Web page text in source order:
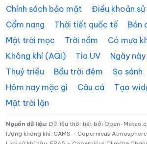
Xã Hướng Hiệp Xã
Xã Hướng Phùng Xã
Xã Kim Điền Xã Kim
Xã Lao Bảo Xã Lệ
Xã Lệ Thủy
Xã Mỹ Thủy Xã
Chính sách bảo mật
Điều khoản sử
Cẩm nang
Thời tiết quốc tế
Bản
Mặt trời mọc
Trời nồm
Có mưa
Không khí (AQI)
Tia UV
Ngày
Thuỷ triều
Bầu trời đêm So sánh
Hôm nay mặc gì
Câu cá
Tạo
Mặt trời lặn
Nguồn dữ liệu: Dữ liệu thời tiết bởi Open-
lượng không khí: CAMS – Copernicus